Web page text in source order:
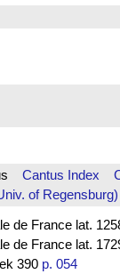
Cantus Index
of Regensburg)
de France lat.
de France lat.
390 p. 054